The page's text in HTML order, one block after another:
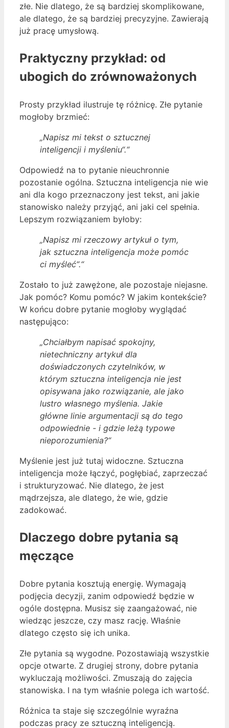
złe. Nie dlatego, że są bardziej skomplikowane,
ale dlatego, że są bardziej precyzyjne. Zawierają
już pracę umysłową.
Praktyczny przykład: od
ubogich do zrównoważonych
Prosty przykład ilustruje tę różnicę. Złe pytanie
mogłoby brzmieć:
„Napisz mi tekst o sztucznej
inteligencji i myśleniu“.“
Odpowiedź na to pytanie nieuchronnie
pozostanie ogólna. Sztuczna inteligencja nie wie
ani dla kogo przeznaczony jest tekst, ani jakie
stanowisko należy przyjąć, ani jaki cel spełnia.
Lepszym rozwiązaniem byłoby:
„Napisz mi rzeczowy artykuł o tym,
jak sztuczna inteligencja może pomóc
ci myśleć“.“
Zostało to już zawężone, ale pozostaje niejasne.
Jak pomóc? Komu pomóc? W jakim kontekście?
W końcu dobre pytanie mogłoby wyglądać
następująco:
„Chciałbym napisać spokojny,
nietechniczny artykuł dla
doświadczonych czytelników, w
którym sztuczna inteligencja nie jest
opisywana jako rozwiązanie, ale jako
lustro własnego myślenia. Jakie
główne linie argumentacji są do tego
odpowiednie - i gdzie leżą typowe
nieporozumienia?“
Myślenie jest już tutaj widoczne. Sztuczna
inteligencja może łączyć, pogłębiać, zaprzeczać
i strukturyzować. Nie dlatego, że jest
mądrzejsza, ale dlatego, że wie, gdzie
zadokować.
Dlaczego dobre pytania są
męczące
Dobre pytania kosztują energię. Wymagają
podjęcia decyzji, zanim odpowiedź będzie w
ogóle dostępna. Musisz się zaangażować, nie
wiedząc jeszcze, czy masz rację. Właśnie
dlatego często się ich unika.
Złe pytania są wygodne. Pozostawiają wszystkie
opcje otwarte. Z drugiej strony, dobre pytania
wykluczają możliwości. Zmuszają do zajęcia
stanowiska. I na tym właśnie polega ich wartość.
Różnica ta staje się szczególnie wyraźna
podczas pracy ze sztuczną inteligencją.